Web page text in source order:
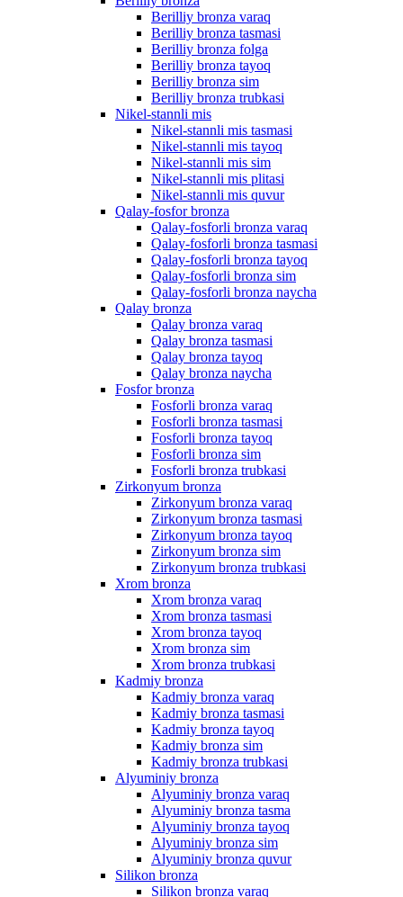
Berilliy bronza varaq
Berilliy bronza tasmasi
Berilliy bronza folga
Berilliy bronza tayoq
Berilliy bronza sim
Berilliy bronza trubkasi
Nikel-stannli mis
Nikel-stannli mis tasmasi
Nikel-stannli mis tayoq
Nikel-stannli mis sim
Nikel-stannli mis plitasi
Nikel-stannli mis quvur
Qalay-fosfor bronza
Qalay-fosforli bronza varaq
Qalay-fosforli bronza tasmasi
Qalay-fosforli bronza tayoq
Qalay-fosforli bronza sim
Qalay-fosforli bronza naycha
Qalay bronza
Qalay bronza varaq
Qalay bronza tasmasi
Qalay bronza tayoq
Qalay bronza naycha
Fosfor bronza
Fosforli bronza varaq
Fosforli bronza tasmasi
Fosforli bronza tayoq
Fosforli bronza sim
Fosforli bronza trubkasi
Zirkonyum bronza
Zirkonyum bronza varaq
Zirkonyum bronza tasmasi
Zirkonyum bronza tayoq
Zirkonyum bronza sim
Zirkonyum bronza trubkasi
Xrom bronza
Xrom bronza varaq
Xrom bronza tasmasi
Xrom bronza tayoq
Xrom bronza sim
Xrom bronza trubkasi
Kadmiy bronza
Kadmiy bronza varaq
Kadmiy bronza tasmasi
Kadmiy bronza tayoq
Kadmiy bronza sim
Kadmiy bronza trubkasi
Alyuminiy bronza
Alyuminiy bronza varaq
Alyuminiy bronza tasma
Alyuminiy bronza tayoq
Alyuminiy bronza sim
Alyuminiy bronza quvur
Silikon bronza
Silikon bronza varaq